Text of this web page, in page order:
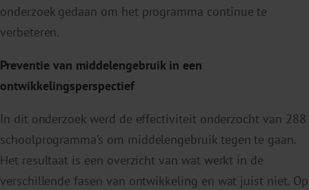
onderzoek gedaan om het programma continue te
verbeteren.
Preventie van middelengebruik in een
ontwikkelingsperspectief
In dit onderzoek werd de effectiviteit onderzocht van 288
schoolprogramma’s om middelengebruik tegen te gaan.
Het resultaat is een overzicht van wat werkt in de
verschillende fasen van ontwikkeling en wat juist niet. Op